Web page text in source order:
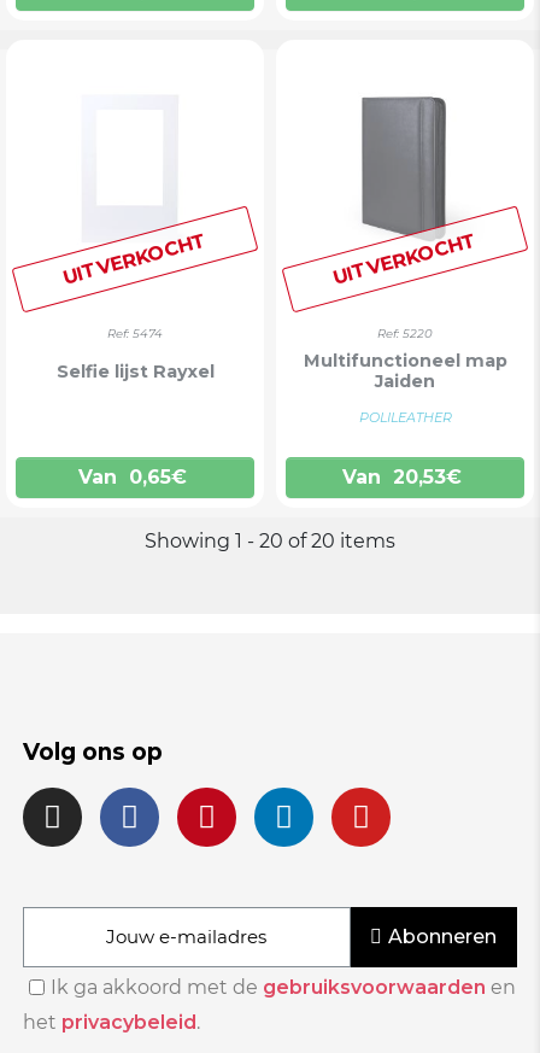
UITVERKOCHT
Ref: 5474
Selfie lijst Rayxel
Van 0,65€
UITVERKOCHT
Ref: 5220
Multifunctioneel map
Jaiden
POLILEATHER
Van 20,53€
Showing 1 - 20 of 20 items
Volg ons op
Abonneren
Ik ga akkoord met de gebruiksvoorwaarden en
het privacybeleid.